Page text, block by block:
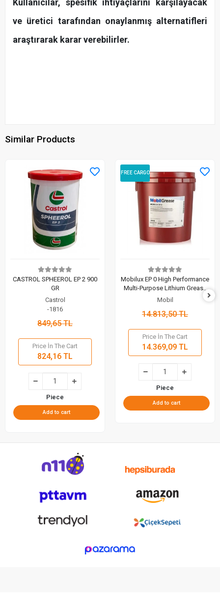
Kullanıcılar, spesifik ihtiyaçlarını karşılayacak
ve üretici tarafından onaylanmış alternatifleri
araştırarak karar verebilirler.
Similar Products
CASTROL SPHEEROL EP 2 900
GR
Castrol
-1816
849,65 TL
Price İn The Cart
824,16 TL
Piece
Add to cart
FREE CARGO
Mobilux EP 0 High Performance
Multi-Purpose Lithium Grease
18 KG
Mobil
14.813,50 TL
Price İn The Cart
14.369,09 TL
Piece
Add to cart